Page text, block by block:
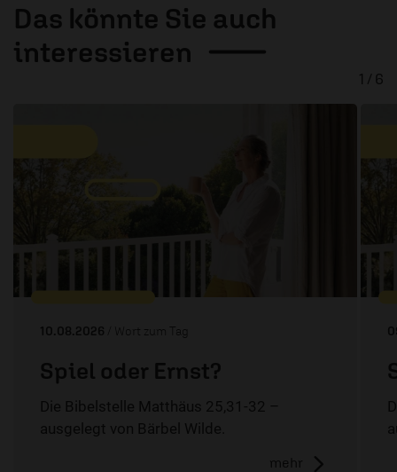
Das könnte Sie auch
interessieren
10.08.2026 / Wort zum Tag
Spiel oder Ernst?
Die Bibelstelle Matthäus 25,31-32 –
ausgelegt von Bärbel Wilde.
mehr
1 / 6